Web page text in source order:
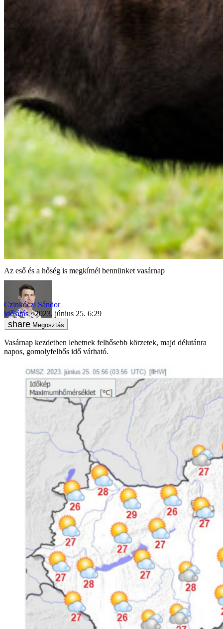
Az eső és a hőség is megkímél bennünket vasárnap
Czinkóczi Sándor
időjárás
2023. június 25. 6:29
Megosztás
Vasárnap kezdetben lehetnek felhősebb körzetek, majd délutánra
napos, gomolyfelhős idő várható.